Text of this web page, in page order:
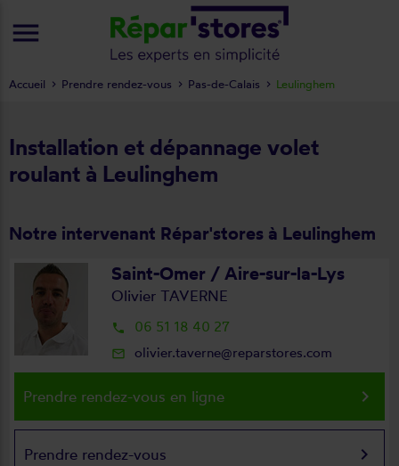
Installation et dépannage volet
roulant à Leulinghem
Notre intervenant Répar'stores à Leulinghem
Saint-Omer / Aire-sur-la-Lys
Olivier TAVERNE
local_phone 06 51 18 40 27
mail_outline olivier.taverne@reparstores.com
Prendre rendez-vous en ligne keyboard_arrow_right
Prendre rendez-vous keyboard_arrow_right
Accueil Prendre rendez-vous Pas-de-Calais Leulinghem
menu